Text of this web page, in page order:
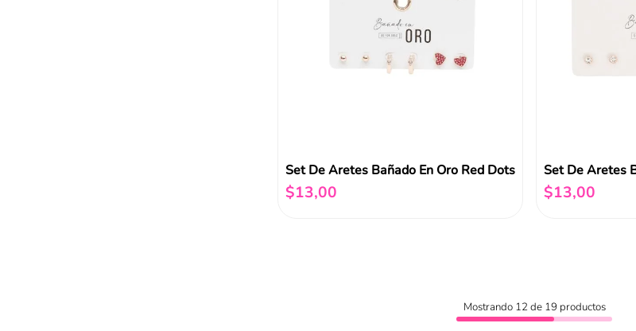
Set De Aretes Bañado En Oro Red Dots
$13,00 $13,00
Mostrando 12 de 19 productos